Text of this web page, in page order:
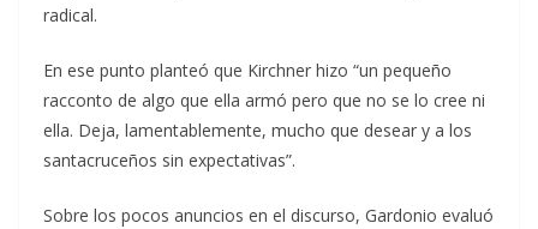
radical.
En ese punto planteó que Kirchner hizo “un pequeño
racconto de algo que ella armó pero que no se lo cree ni
ella. Deja, lamentablemente, mucho que desear y a los
santacruceños sin expectativas”.
Sobre los pocos anuncios en el discurso, Gardonio evaluó